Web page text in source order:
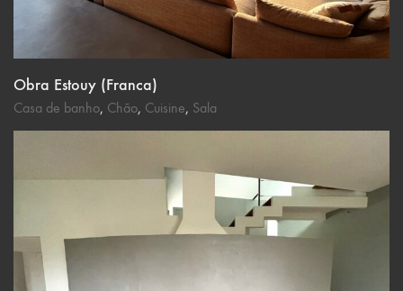
Obra Estouy (Franca)
Casa de banho, Chão, Cuisine, Sala